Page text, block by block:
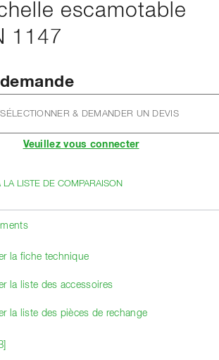
escamotable
1147
SÉLECTIONNER & DEMANDER UN DEVIS
Veuillez vous connecter
LA LISTE DE COMPARAISON
la fiche technique
la liste des accessoires
la liste des pièces de rechange